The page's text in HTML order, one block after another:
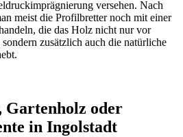
versehen. Nach
meist die Profilbretter noch mit einer
die das Holz nicht nur vor
zusätzlich auch die natürliche
Gartenholz oder
in Ingolstadt